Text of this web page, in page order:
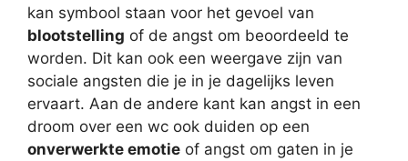
kan symbool staan voor het gevoel van
blootstelling of de angst om beoordeeld te
worden. Dit kan ook een weergave zijn van
sociale angsten die je in je dagelijks leven
ervaart. Aan de andere kant kan angst in een
droom over een wc ook duiden op een
onverwerkte emotie of angst om gaten in je